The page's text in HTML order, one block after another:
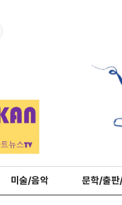
미술/음악 문학/출판